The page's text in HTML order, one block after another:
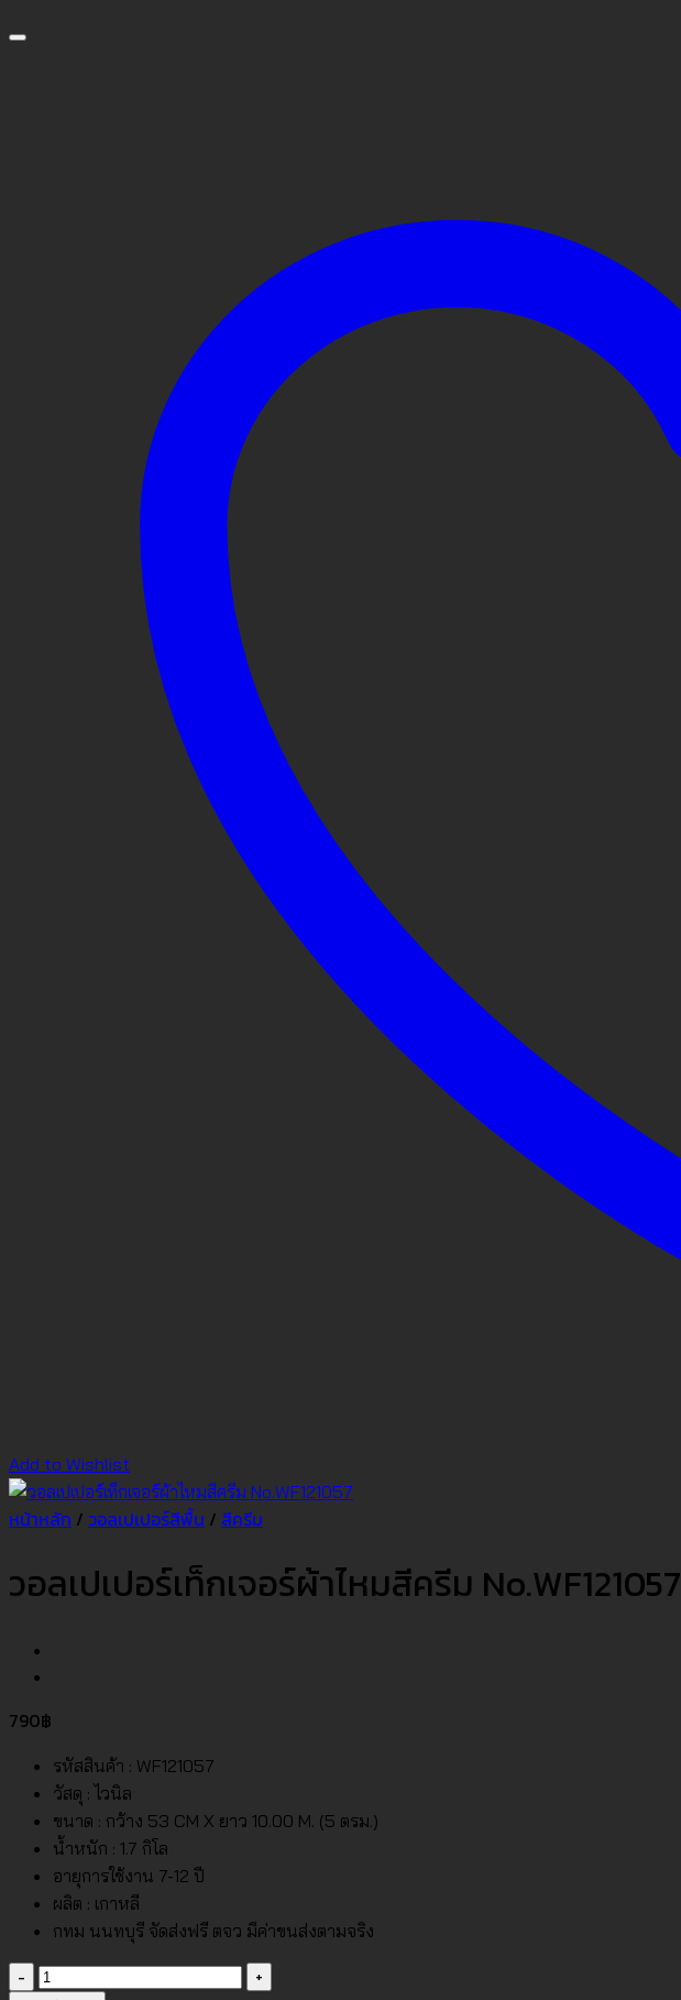
Add to Wishlist
หน้าหลัก / วอลเปเปอร์สีพื้น / สีครีม
วอลเปเปอร์เท็กเจอร์ผ้าไหมสีครีม No.WF121057
790฿
รหัสสินค้า : WF121057
วัสดุ : ไวนิล
ขนาด : กว้าง 53 CM X ยาว 10.00 M. (5 ตรม.)
น้ำหนัก : 1.7 กิโล
อายุการใช้งาน 7-12 ปี
ผลิต : เกาหลี
กทม นนทบุรี จัดส่งฟรี ตจว มีค่าขนส่งตามจริง
จำนวน